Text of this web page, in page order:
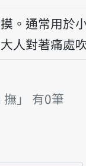
放音讀hu
。通常用於
人對著痛處
」 有0筆